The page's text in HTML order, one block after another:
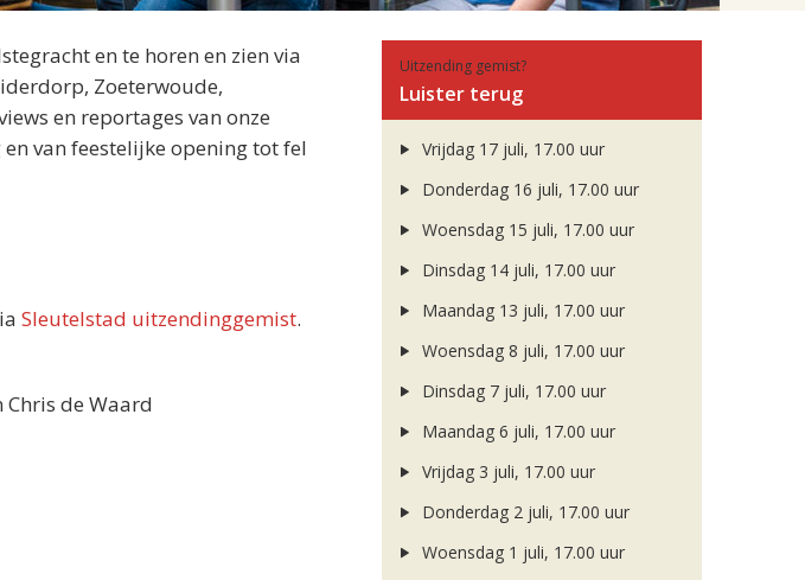
en te horen en zien via
Zoeterwoude,
en reportages van onze
van feestelijke opening tot fel
Sleutelstad uitzendinggemist.
Chris de Waard
Uitzending gemist?
Luister terug
Vrijdag 17 juli, 17.00 uur
Donderdag 16 juli, 17.00 uur
Woensdag 15 juli, 17.00 uur
Dinsdag 14 juli, 17.00 uur
Maandag 13 juli, 17.00 uur
Woensdag 8 juli, 17.00 uur
Dinsdag 7 juli, 17.00 uur
Maandag 6 juli, 17.00 uur
Vrijdag 3 juli, 17.00 uur
Donderdag 2 juli, 17.00 uur
Woensdag 1 juli, 17.00 uur